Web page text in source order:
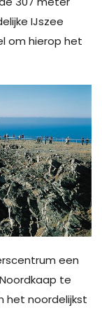
IJszee
om hierop het
een
te
het noordelijkst